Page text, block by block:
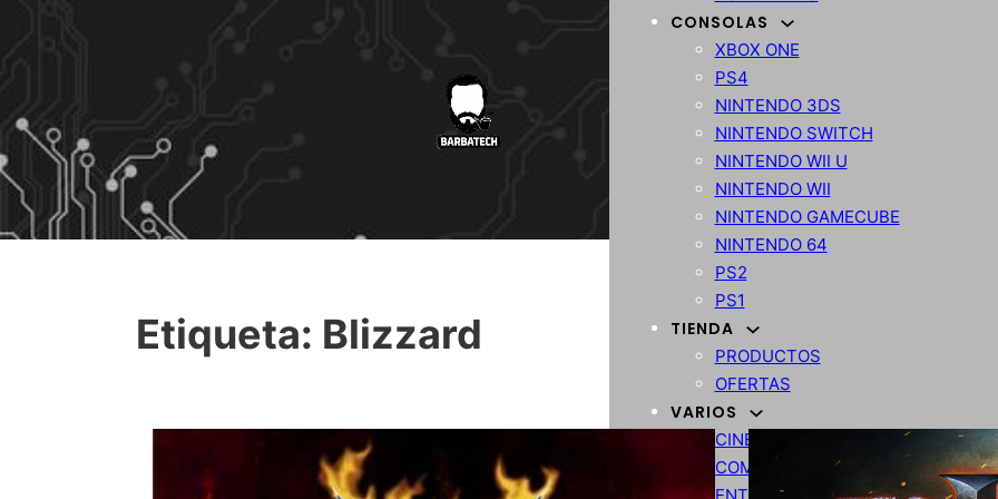
CONSOLAS
XBOX ONE
PS4
NINTENDO 3DS
NINTENDO SWITCH
NINTENDO WII U
NINTENDO WII
NINTENDO GAMECUBE
NINTENDO 64
PS2
PS1
TIENDA
PRODUCTOS
OFERTAS
VARIOS
CINE
COMPARATIVA
Etiqueta: Blizzard